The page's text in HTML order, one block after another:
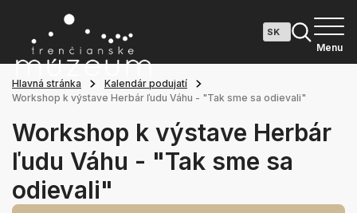
Menu
Hlavná stránka
Kalendár podujatí
Workshop k výstave Herbár ľudu Váhu - "Tak sme sa odievali"
Workshop k výstave Herbár
ľudu Váhu - "Tak sme sa
odievali"